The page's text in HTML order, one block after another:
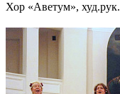
Хор «Аветум»,